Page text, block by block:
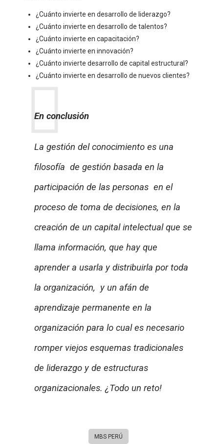
¿Cuánto invierte en desarrollo de liderazgo?
¿Cuánto invierte en desarrollo de talentos?
¿Cuánto invierte en capacitación?
¿Cuánto invierte en innovación?
¿Cuánto invierte desarrollo de capital estructural?
¿Cuánto invierte en desarrollo de nuevos clientes?
En conclusión
La gestión del conocimiento es una
filosofía de gestión basada en la
participación de las personas en el
proceso de toma de decisiones, en la
creación de un capital intelectual que se
llama información, que hay que
aprender a usarla y distribuirla por toda
la organización, y un afán de
aprendizaje permanente en la
organización para lo cual es necesario
romper viejos esquemas tradicionales
de liderazgo y de estructuras
organizacionales. ¿Todo un reto!
MBS PERÚ